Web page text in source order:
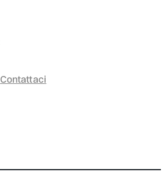
Contattaci